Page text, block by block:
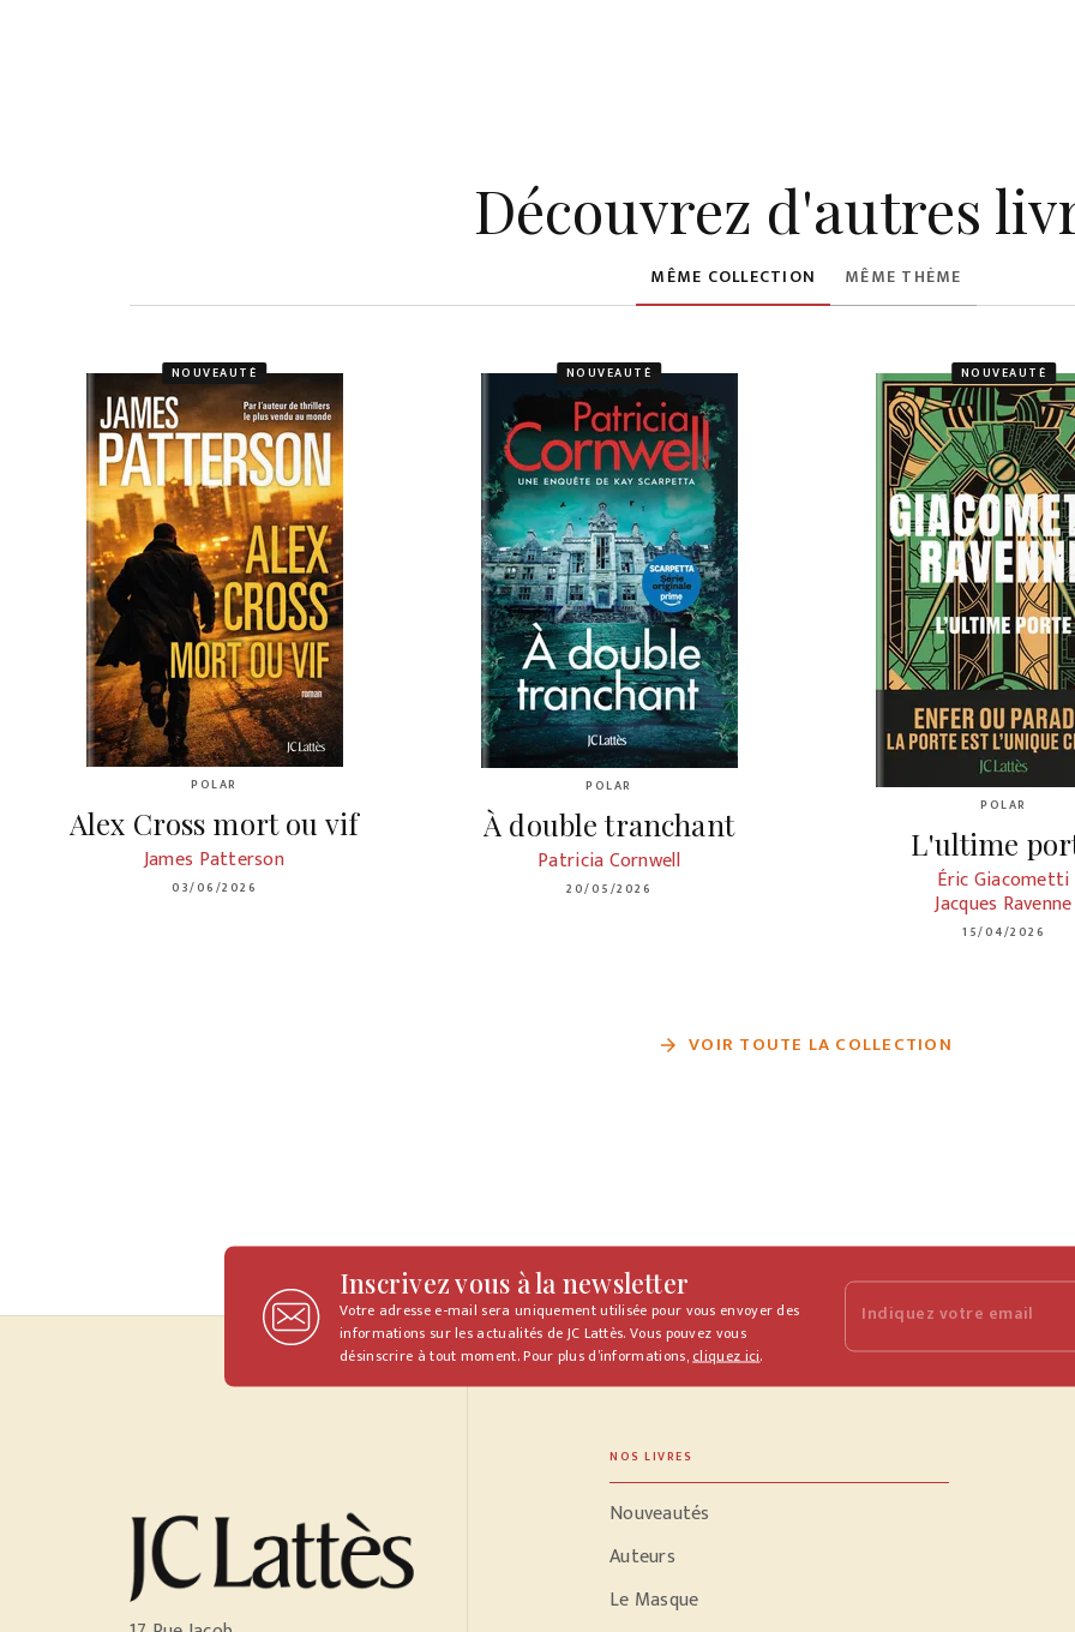
Découvrez d'autres
MÊME COLLECTION MÊME THÈME
NOUVEAUTÉ
POLAR
Alex Cross mort ou vif
James Patterson
03/06/2026
NOUVEAUTÉ
POLAR
À double tranchant
Patricia Cornwell
20/05/2026
NOUVEAUTÉ
POLAR
L'ultime
Éric Giacometti
Jacques Ravenne
15/04/2026
arrow_forward VOIR TOUTE LA COLLECTION
Inscrivez vous à la newsletter
Votre adresse e-mail sera uniquement utilisée pour vous envoyer des
informations sur les actualités de JC Lattès. Vous pouvez vous
désinscrire à tout moment. Pour plus d’informations,cliquez ici.
Indiquez votre email
NOS LIVRES
Nouveautés
Auteurs
Le Masque